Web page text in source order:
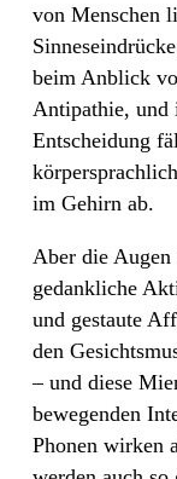
von Menschen
beim Anblick
Antipathie, und
Entscheidung
im Gehirn ab.
Aber die Augen
gedankliche
und gestaute
den
– und diese
bewegenden
Phonen wirken